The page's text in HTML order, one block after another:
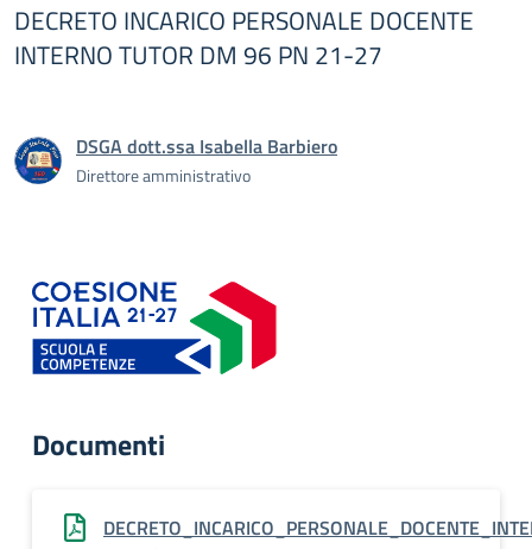
DECRETO INCARICO PERSONALE DOCENTE
INTERNO TUTOR DM 96 PN 21-27
DSGA dott.ssa Isabella Barbiero
Direttore amministrativo
Documenti